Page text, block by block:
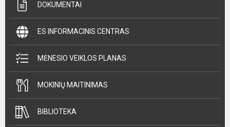
DOKUMENTAI
ES INFORMACINIS CENTRAS
MĖNESIO VEIKLOS PLANAS
MOKINIŲ MAITINIMAS
BIBLIOTEKA